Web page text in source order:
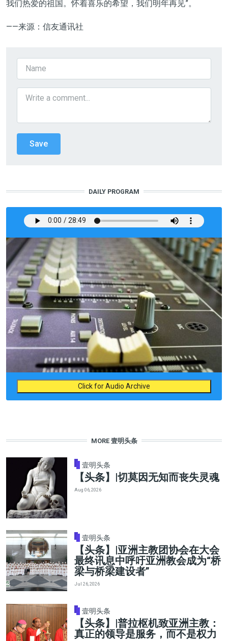
我们热爱的祖国。怀着喜乐的希望，我们明年再见”。
——来源：信友通讯社
DAILY PROGRAM
Click for Audio Archive
MORE 壹明头条
壹明头条
【头条】|切莫因无知而丧失灵魂
Aug 06, 2026
壹明头条
【头条】|亚洲主教团协会在大会
最终讯息中呼吁亚洲教会成为“桥
梁与桥梁建设者”
Jul 26, 2026
壹明头条
【头条】|普拉枢机致亚洲主教：
真正的领导是服务，而不是权力